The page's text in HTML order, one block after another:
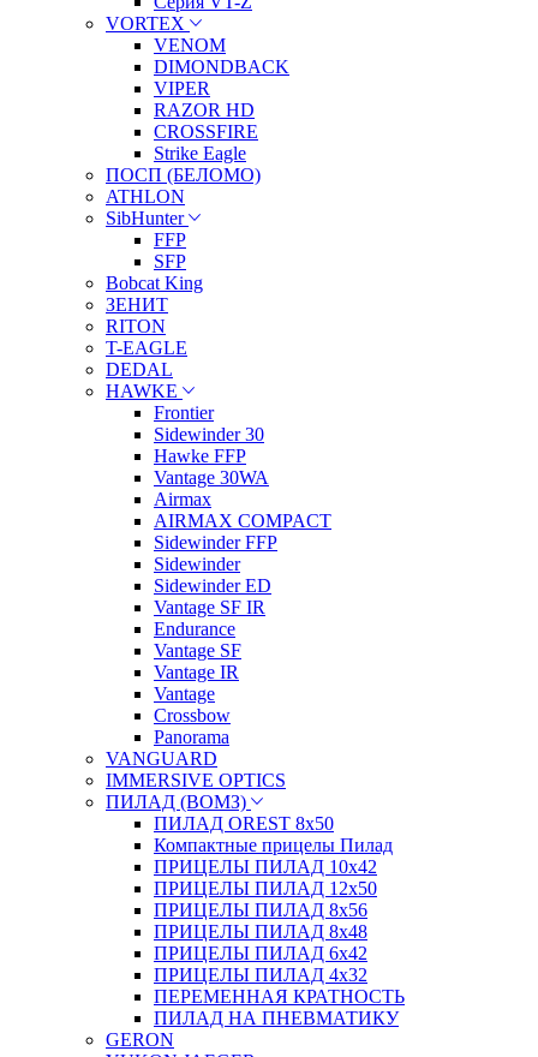
VORTEX
VENOM
DIMONDBACK
VIPER
RAZOR HD
CROSSFIRE
Strike Eagle
ПОСП (БЕЛОМО)
ATHLON
SibHunter
FFP
SFP
Bobcat King
ЗЕНИТ
RITON
T-EAGLE
DEDAL
HAWKE
Frontier
Sidewinder 30
Hawke FFP
Vantage 30WA
Airmax
AIRMAX COMPACT
Sidewinder FFP
Sidewinder
Sidewinder ED
Vantage SF IR
Endurance
Vantage SF
Vantage IR
Vantage
Crossbow
Panorama
VANGUARD
IMMERSIVE OPTICS
ПИЛАД (ВОМЗ)
ПИЛАД OREST 8х50
Компактные прицелы Пилад
ПРИЦЕЛЫ ПИЛАД 10х42
ПРИЦЕЛЫ ПИЛАД 12х50
ПРИЦЕЛЫ ПИЛАД 8х56
ПРИЦЕЛЫ ПИЛАД 8х48
ПРИЦЕЛЫ ПИЛАД 6х42
ПРИЦЕЛЫ ПИЛАД 4х32
ПЕРЕМЕННАЯ КРАТНОСТЬ
ПИЛАД НА ПНЕВМАТИКУ
GERON